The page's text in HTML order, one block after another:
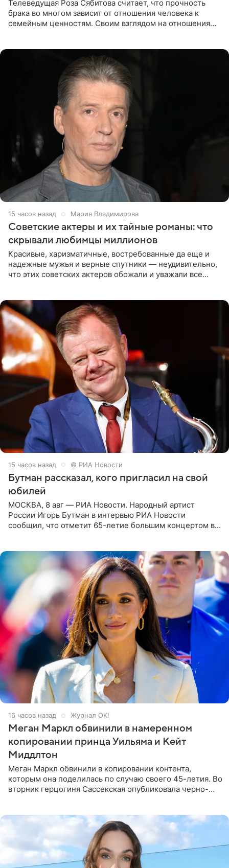
Телеведущая Роза Сябитова считает, что прочность
брака во многом зависит от отношения человека к
семейным ценностям. Своим взглядом на отношения
15 часов назад Мария Владимирова
Советские актеры и их тайные романы: что
скрывали любимцы миллионов
Красивые, харизматичные, востребованные да еще и
надежные мужья и верные спутники — неудивительно,
что этих советских актеров обожали и уважали все
15 часов назад © РИА Новости
Бутман рассказал, кого пригласил на свой
юбилей
МОСКВА, 8 авг — РИА Новости. Народный артист
России Игорь Бутман в интервью РИА Новости
сообщил, что отметит 65-летие большим концертом в
16 часов назад Журнал OK!
Меган Маркл обвинили в намеренном
копировании принца Уильяма и Кейт
Миддлтон
Меган Маркл обвинили в копировании контента,
которым она поделилась по случаю своего 45-летия. Во
вторник герцогиня Сассекская опубликовала черно-